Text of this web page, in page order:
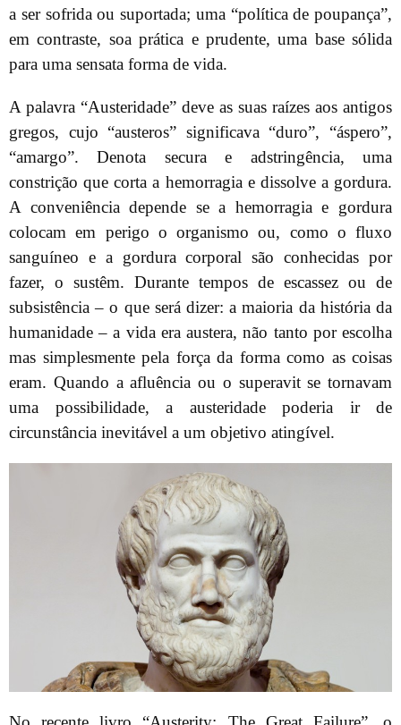
a ser sofrida ou suportada; uma “política de poupança”,
em contraste, soa prática e prudente, uma base sólida
para uma sensata forma de vida.
A palavra “Austeridade” deve as suas raízes aos antigos
gregos, cujo “austeros” significava “duro”, “áspero”,
“amargo”. Denota secura e adstringência, uma
constrição que corta a hemorragia e dissolve a gordura.
A conveniência depende se a hemorragia e gordura
colocam em perigo o organismo ou, como o fluxo
sanguíneo e a gordura corporal são conhecidas por
fazer, o sustêm. Durante tempos de escassez ou de
subsistência – o que será dizer: a maioria da história da
humanidade – a vida era austera, não tanto por escolha
mas simplesmente pela força da forma como as coisas
eram. Quando a afluência ou o superavit se tornavam
uma possibilidade, a austeridade poderia ir de
circunstância inevitável a um objetivo atingível.